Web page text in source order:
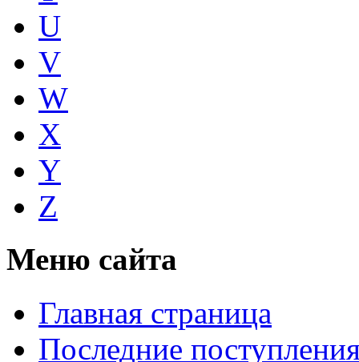
U
V
W
X
Y
Z
Меню сайта
Главная страница
Последние